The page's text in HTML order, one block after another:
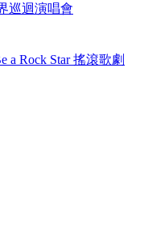
巡迴演唱會
a Rock Star 搖滾歌劇